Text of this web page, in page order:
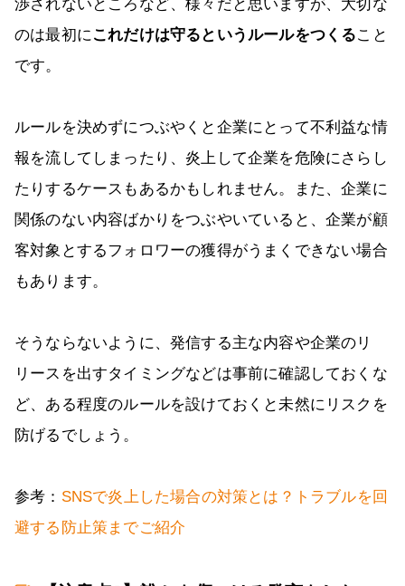
渉されないところなど、様々だと思いますが、大切な
のは最初にこれだけは守るというルールをつくること
です。
ルールを決めずにつぶやくと企業にとって不利益な情
報を流してしまったり、炎上して企業を危険にさらし
たりするケースもあるかもしれません。また、企業に
関係のない内容ばかりをつぶやいていると、企業が顧
客対象とするフォロワーの獲得がうまくできない場合
もあります。
そうならないように、発信する主な内容や企業のリ
リースを出すタイミングなどは事前に確認しておくな
ど、ある程度のルールを設けておくと未然にリスクを
防げるでしょう。
参考： SNSで炎上した場合の対策とは？トラブルを回
避する防止策までご紹介